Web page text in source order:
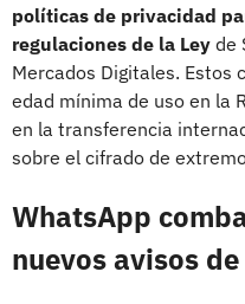
políticas de privacidad
regulaciones de la Ley de
Mercados Digitales. Estos
edad mínima de uso en la
en la transferencia
sobre el cifrado de
WhatsApp
nuevos avisos